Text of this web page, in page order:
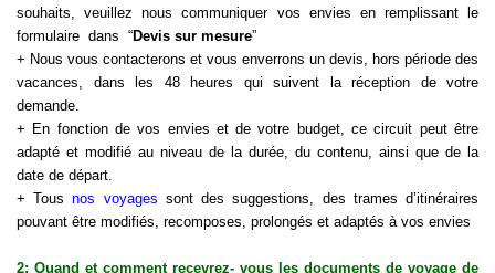
souhaits, veuillez nous communiquer vos envies en remplissant le
formulaire dans “Devis sur mesure”
+ Nous vous contacterons et vous enverrons un devis, hors période des
vacances, dans les 48 heures qui suivent la réception de votre
demande.
+ En fonction de vos envies et de votre budget, ce circuit peut être
adapté et modifié au niveau de la durée, du contenu, ainsi que de la
date de départ.
+ Tousnos voyages sont des suggestions, des trames d’itinéraires
pouvant être modifiés, recomposes, prolongés et adaptés à vos envies
2: Quand et comment recevrez- vous les documents de voyage de